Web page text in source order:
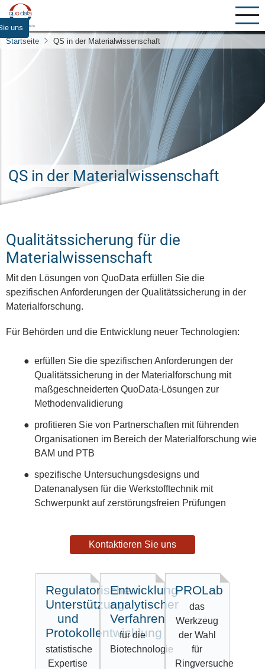
Direkt
zum
uns
Startseite
QS in der Materialwissenschaft
QS in der Materialwissenschaft
Qualitätssicherung für die
Materialwissenschaft
Mit den Lösungen von QuoData erfüllen Sie die
spezifischen Anforderungen der Qualitätssicherung in der
Materialforschung.
Für Behörden und die Entwicklung neuer Technologien:
erfüllen Sie die spezifischen Anforderungen der
Qualitätssicherung in der Materialforschung mit
maßgeschneiderten QuoData-Lösungen zur
Methodenvalidierung
profitieren Sie von Partnerschaften mit führenden
Organisationen im Bereich der Materialforschung wie
BAM und PTB
spezifische Untersuchungsdesigns und
Datenanalysen für die Werkstofftechnik mit
Schwerpunkt auf zerstörungsfreien Prüfungen
Kontaktieren Sie uns
Regulatorische
Unterstützung
und
Protokollentwicklung
statistische
Expertise
Entwicklung
analytischer
Verfahren
für die
Biotechnologie
PROLab
das
Werkzeug
der Wahl
für
Ringversuche